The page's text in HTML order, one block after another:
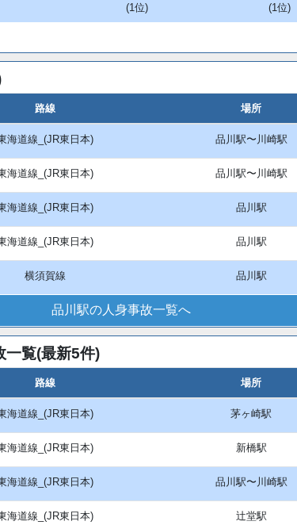
(1位)
(1位)
路線 場所
海道線_(JR東日本) 品川駅〜川崎駅
海道線_(JR東日本) 品川駅〜川崎駅
海道線_(JR東日本) 品川駅
海道線_(JR東日本) 品川駅
横須賀線 品川駅
品川駅の人身事故一覧へ
一覧(最新5件)
路線 場所
海道線_(JR東日本) 茅ヶ崎駅
海道線_(JR東日本) 新橋駅
海道線_(JR東日本) 品川駅〜川崎駅
海道線_(JR東日本) 辻堂駅